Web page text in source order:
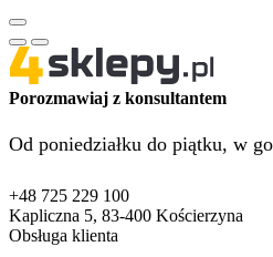
Porozmawiaj z konsultantem
Od poniedziałku do piątku, w
+48 725 229 100
Kapliczna 5, 83-400 Kościerzyna
Obsługa klienta